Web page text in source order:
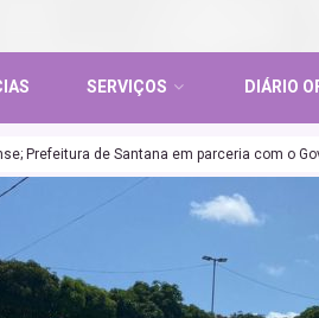
SERVIÇOS DIÁRIO
Prefeitura de Santana em parceria com o